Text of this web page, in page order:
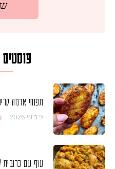
תפוחי אדמה
9 ביוני 2026
עוף עם כרובית